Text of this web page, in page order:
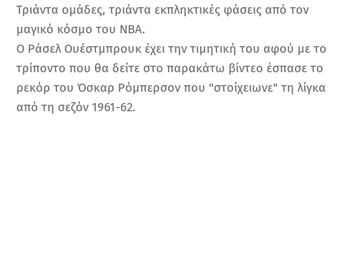
Τριάντα ομάδες, τριάντα εκπληκτικές φάσεις από τον
μαγικό κόσμο του NBA.
Ο Ράσελ Ουέστμπρουκ έχει την τιμητική του αφού με το
τρίποντο που θα δείτε στο παρακάτω βίντεο έσπασε το
ρεκόρ του Όσκαρ Ρόμπερσον που "στοίχειωνε" τη λίγκα
από τη σεζόν 1961-62.